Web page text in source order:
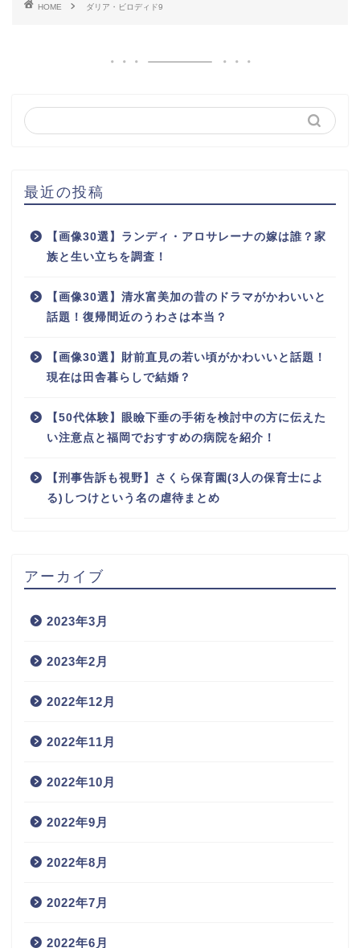
HOME ダリア・ビロディド9
最近の投稿
【画像30選】ランディ・アロサレーナの嫁は誰？家
族と生い立ちを調査！
【画像30選】清水富美加の昔のドラマがかわいいと
話題！復帰間近のうわさは本当？
【画像30選】財前直見の若い頃がかわいいと話題！
現在は田舎暮らしで結婚？
【50代体験】眼瞼下垂の手術を検討中の方に伝えた
い注意点と福岡でおすすめの病院を紹介！
【刑事告訴も視野】さくら保育園(3人の保育士によ
る)しつけという名の虐待まとめ
アーカイブ
2023年3月
2023年2月
2022年12月
2022年11月
2022年10月
2022年9月
2022年8月
2022年7月
2022年6月